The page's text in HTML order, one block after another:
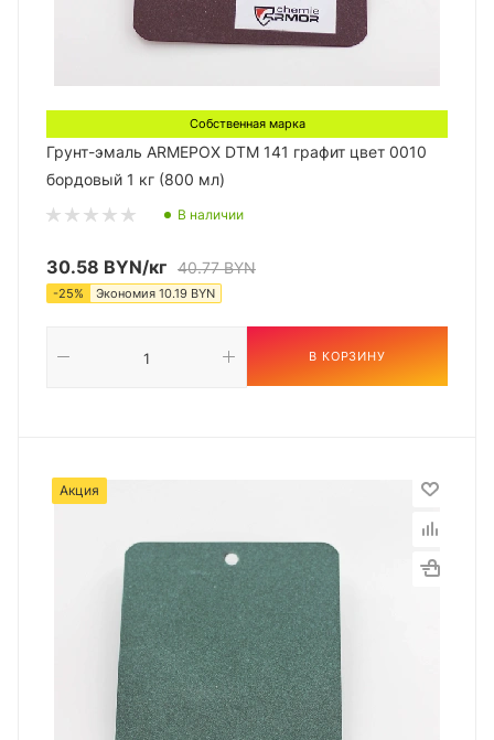
Собственная марка
Грунт-эмаль ARMEPOX DTM 141 графит цвет 0010
бордовый 1 кг (800 мл)
В наличии
30.58 BYN/кг 40.77BYN
-25% Экономия 10.19 BYN
В КОРЗИНУ
Акция